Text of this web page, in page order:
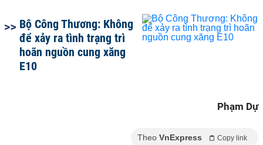
Bộ Công Thương: Không
để xảy ra tình trạng trì
hoãn nguồn cung xăng
E10
Phạm Dự
Theo VnExpress Copy link